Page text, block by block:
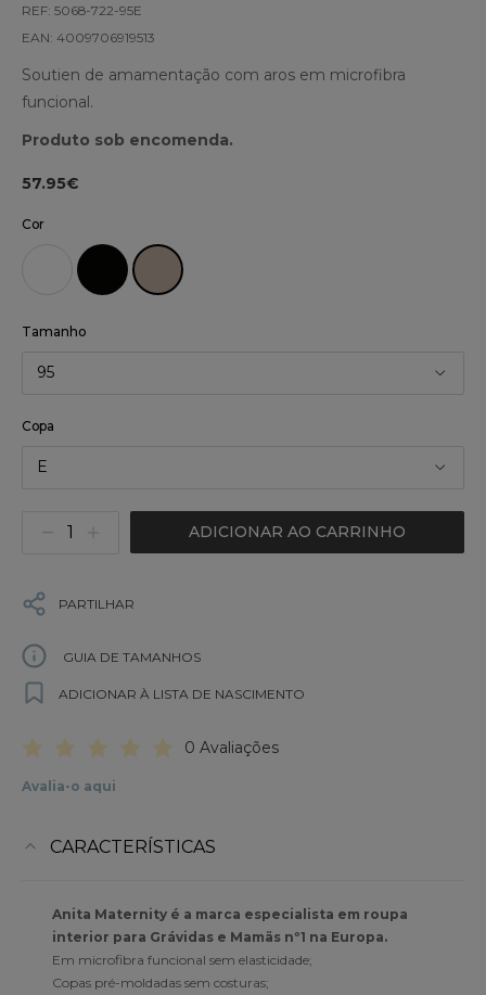
REF: 5068-722-95E
EAN: 4009706919513
Soutien de amamentação com aros em microfibra
funcional.
Produto sob encomenda.
57.95€
Cor
Tamanho
95
Copa
E
ADICIONAR AO CARRINHO
PARTILHAR
GUIA DE TAMANHOS
ADICIONAR À LISTA DE NASCIMENTO
0 Avaliações
Avalia-o aqui
CARACTERÍSTICAS
Anita Maternity é a marca especialista em roupa
interior para Grávidas e Mamãs nº1 na Europa.
Em microfibra funcional sem elasticidade;
Copas pré-moldadas sem costuras;